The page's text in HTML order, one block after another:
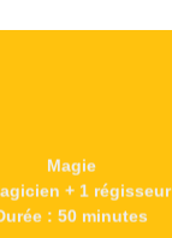
Magie
+ 1 régisseur
: 50 minutes
Magie
magicien + 1 régisseur
Durée : 50 minutes